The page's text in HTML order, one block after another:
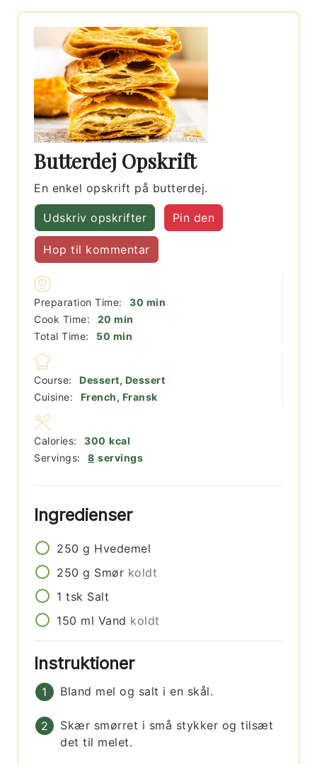
Butterdej Opskrift
En enkel opskrift på butterdej.
Udskriv opskrifter Pin den
Hop til kommentar
Preparation Time: 30 minutter
min
Cook Time:
20 minutter
min
Total Time:
50 minutter
min
Course:
Dessert, Dessert
Cuisine:
French, Fransk
Servings: 8 servings
Calories: 300 kcal
Ingredienser
250 g Hvedemel
250 g Smør koldt
1 tsk Salt
150 ml Vand koldt
Instruktioner
Bland mel og salt i en skål.
Skær smørret i små stykker og tilsæt
det til melet.